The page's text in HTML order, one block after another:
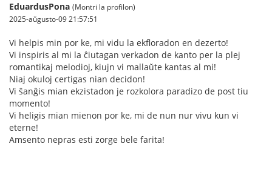
EduardusPona (Montri la profilon)
2025-aŭgusto-09 21:57:51
Vi helpis min por ke, mi vidu la ekfloradon en dezerto!
Vi inspiris al mi la ĉiutagan verkadon de kanto per la plej
romantikaj melodioj, kiujn vi mallaŭte kantas al mi!
Niaj okuloj certigas nian decidon!
Vi ŝanĝis mian ekzistadon je rozkolora paradizo de post tiu
momento!
Vi heligis mian mienon por ke, mi de nun nur vivu kun vi
eterne!
Amsento nepras esti zorge bele farita!